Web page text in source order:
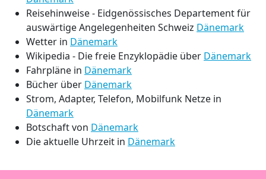
Reisehinweise - Eidgenössisches Departement für
auswärtige Angelegenheiten Schweiz Dänemark
Wetter in Dänemark
Wikipedia - Die freie Enzyklopädie über Dänemark
Fahrpläne in Dänemark
Bücher über Dänemark
Strom, Adapter, Telefon, Mobilfunk Netze in
Dänemark
Botschaft von Dänemark
Die aktuelle Uhrzeit in Dänemark